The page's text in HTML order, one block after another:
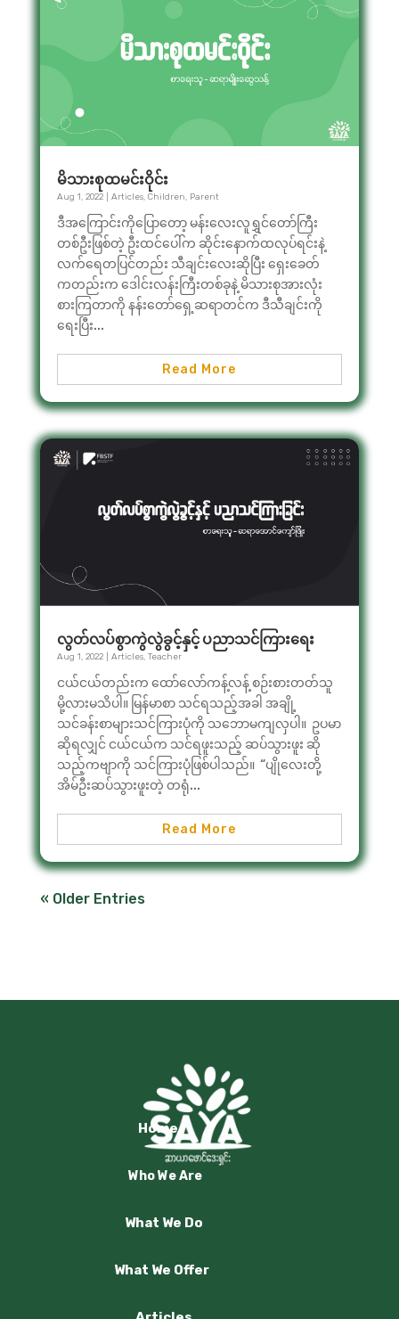
မိသားစုထမင်းဝိုင်း
Aug 1, 2022| Articles, Children, Parent
ဒီအကြောင်းကိုပြောတော့ မန်းလေးလူရွှင်တော်ကြီး
တစ်ဦးဖြစ်တဲ့ ဦးထင်ပေါ်က ဆိုင်းနောက်ထလုပ်ရင်းနဲ့
လက်ရေတပြင်တည်း သီချင်းလေးဆိုပြီး ရှေးခေတ်
ကတည်းက ဒေါင်းလန်းကြီးတစ်ခုနဲ့ မိသားစုအားလုံး
စားကြတာကို နန်းတော်ရှေ့ဆရာတင်က ဒီသီချင်းကို
ရေးပြီး...
Read More
လွတ်လပ်စွာကွဲလွဲခွင့်နှင့် ပညာသင်ကြားရေး
Aug 1, 2022| Articles, Teacher
ငယ်ငယ်တည်းက ထော်လော်ကန့်လန့် စဉ်းစားတတ်သူ
မို့လားမသိပါ။ မြန်မာစာ သင်ရသည့်အခါ အချို့
သင်ခန်းစာများသင်ကြားပုံကို သဘောမကျလှပါ။ ဥပမာ
ဆိုရလျှင် ငယ်ငယ်က သင်ရဖူးသည့် ဆပ်သွားဖူး ဆို
သည့်ကဗျာကို သင်ကြားပုံဖြစ်ပါသည်။ “ပျိုလေးတို့
အိမ်ဦးဆပ်သွားဖူးတဲ့ တရုံ...
Read More
« Older Entries
Home
Who We Are
What We Do
What We Offer